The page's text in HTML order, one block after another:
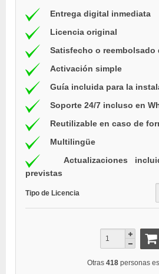
Entrega digital inmediata
Licencia original
Satisfecho o reembolsado
Activación simple
Guía incluida para la
Soporte 24/7 incluso en
Reutilizable en caso de
Multilingüe
Actualizaciones
previstas
Tipo de Licencia
Otras 418 personas